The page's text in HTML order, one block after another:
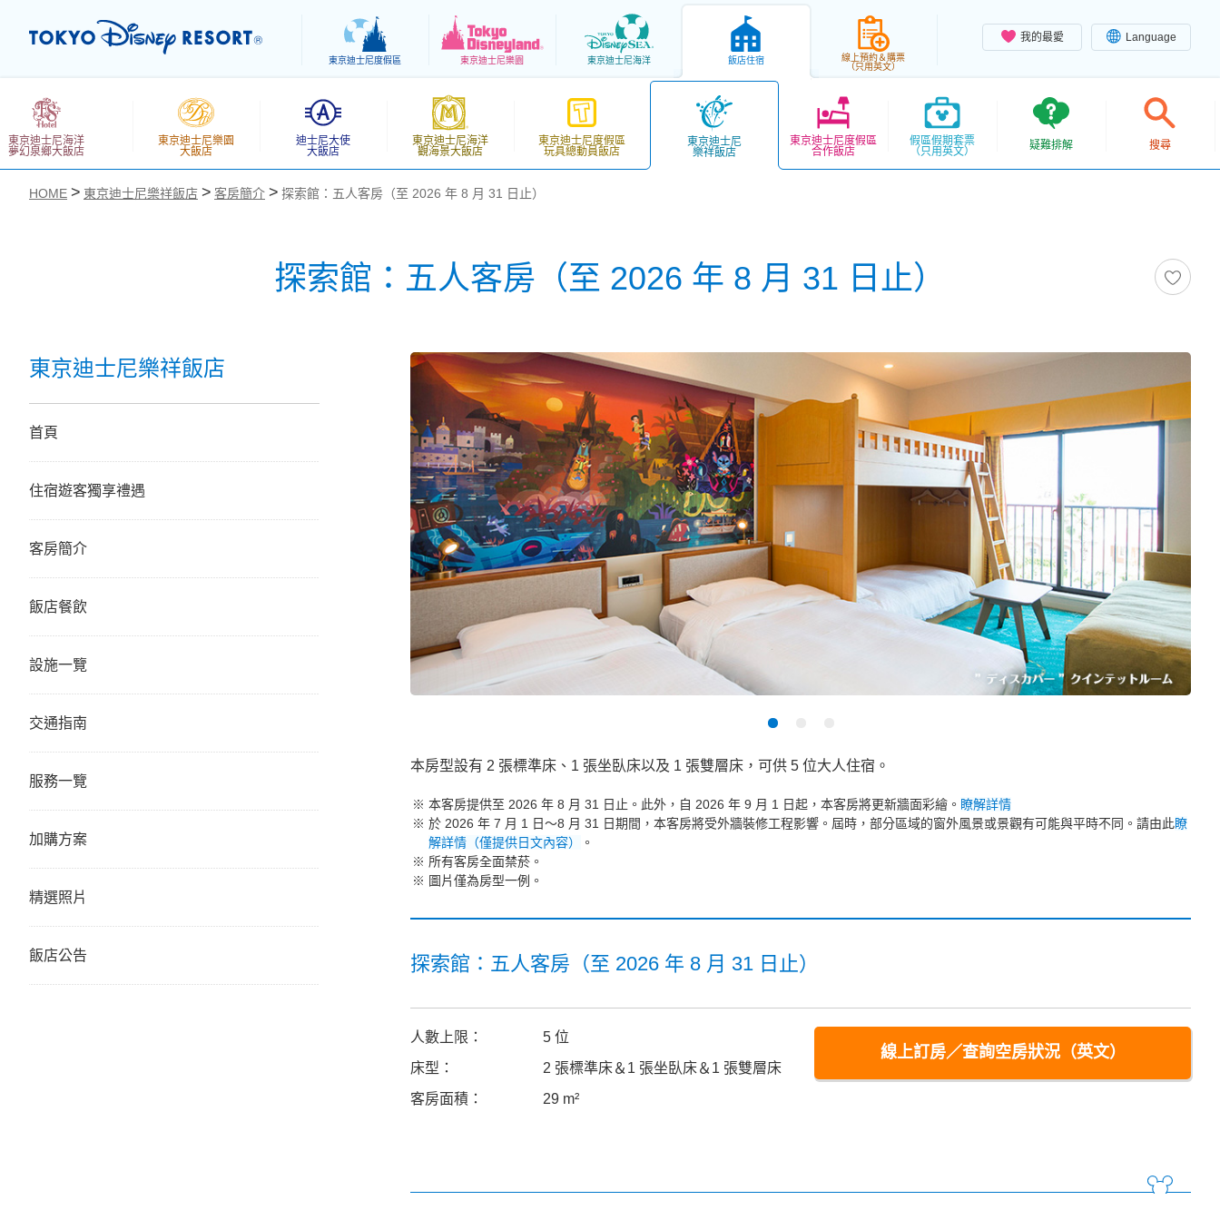
我的最愛 Language
東京迪士尼度假區 東京迪士尼樂園 東京迪士尼海洋 飯店住宿
線上預約＆購票
（只用英文）
東京迪士尼海洋
夢幻泉鄉大飯店
東京迪士尼樂園
大飯店
迪士尼大使
大飯店
東京迪士尼海洋
觀海景大飯店
東京迪士尼度假區
玩具總動員飯店
東京迪士尼
樂祥飯店
東京迪士尼度假區
合作飯店
假區假期套票
（只用英文）
疑難排解 搜尋
HOME 東京迪士尼樂祥飯店 客房簡介 探索館：五人客房（至 2026 年 8 月 31 日止）
探索館：五人客房（至 2026 年 8 月 31 日止）
お気に入り
本房型設有 2 張標準床、1 張坐臥床以及 1 張雙層床，可供 5 位大人住宿。
本客房提供至 2026 年 8 月 31 日止。此外，自 2026 年 9 月 1 日起，本客房將更新牆面彩繪。 瞭解詳情
於 2026 年 7 月 1 日～8 月 31 日期間，本客房將受外牆裝修工程影響。屆時，部分區域的窗外風景或景觀有可能與平時不同。請由此瞭
解詳情（僅提供日文內容）
。
所有客房全面禁菸。
圖片僅為房型一例。
探索館：五人客房（至 2026 年 8 月 31 日止）
人數上限：
5 位
床型：
2 張標準床＆1 張坐臥床＆1 張雙層床
客房面積：
29 m²
線上訂房／查詢空房狀況（英文）
東京迪士尼樂祥飯店
首頁
住宿遊客獨享禮遇
客房簡介
飯店餐飲
設施一覽
交通指南
服務一覽
加購方案
精選照片
飯店公告